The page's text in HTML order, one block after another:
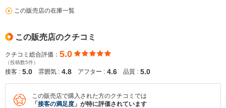
この販売店の在庫一覧
この販売店のクチコミ
クチコミ総合評価： 5.0
（投稿数5件）
接客 : 5.0 雰囲気 : 4.8 アフター : 4.6 品質 : 5.0
この販売店で購入された方のクチコミでは
「 接客の満足度 」が特に評価されています